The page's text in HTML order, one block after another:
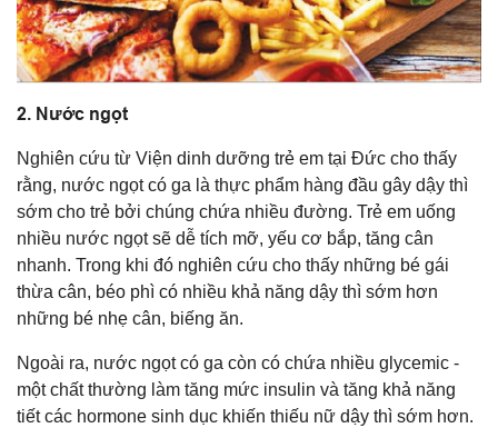
2. Nước ngọt
Nghiên cứu từ Viện dinh dưỡng trẻ em tại Đức cho thấy
rằng, nước ngọt có ga là thực phẩm hàng đầu gây dậy thì
sớm cho trẻ bởi chúng chứa nhiều đường. Trẻ em uống
nhiều nước ngọt sẽ dễ tích mỡ, yếu cơ bắp, tăng cân
nhanh. Trong khi đó nghiên cứu cho thấy những bé gái
thừa cân, béo phì có nhiều khả năng dậy thì sớm hơn
những bé nhẹ cân, biếng ăn.
Ngoài ra, nước ngọt có ga còn có chứa nhiều glycemic -
một chất thường làm tăng mức insulin và tăng khả năng
tiết các hormone sin‌h dụ‌c khiến thiếu nữ dậ‌y th‌ì sớm hơn.